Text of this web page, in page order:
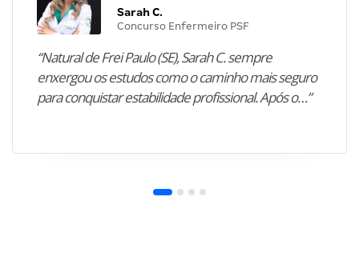
Sarah C.
Concurso Enfermeiro PSF
“Natural de Frei Paulo (SE), Sarah C. sempre
enxergou os estudos como o caminho mais seguro
para conquistar estabilidade profissional. Após o…”